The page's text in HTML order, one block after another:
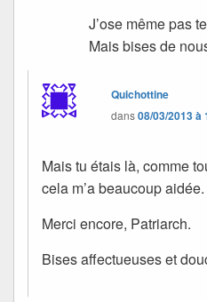
J’ose même pas
Mais bises de
Quichottine
dans08/03/2013 à
Mais tu étais là, comme
cela m’a beaucoup aidée.
Merci encore, Patriarch.
Bises affectueuses et